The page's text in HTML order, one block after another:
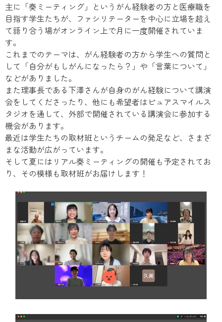
主に「奏ミーティング」というがん経験者の方と医療職を
目指す学生たちが、ファシリテーターを中心に立場を超え
て語り合う場がオンライン上で月に一度開催されていま
す。
これまでのテーマは、がん経験者の方から学生への質問と
して「自分がもしがんになったら？」や「言葉について」
などがありました。
また理事長である下澤さんが自身のがん経験について講演
会をしてくださったり、他にも希望者はピュアスマイルス
タジオを通して、外部で開催されている講演会に参加する
機会があります。
最近は学生たちの取材班というチームの発足など、さまざ
まな活動が広がっています。
そして夏にはリアル奏ミーティングの開催も予定されてお
り、その模様も取材班がお届けします！